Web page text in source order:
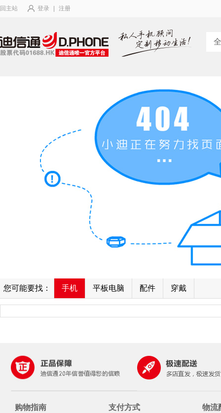
回主站 登录 注册
您可能要找： 手机 平板电脑 配件 穿戴
购物指南 支付方式 物流